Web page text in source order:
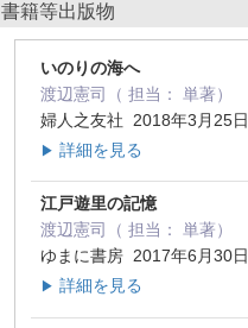
書籍等出版物
いのりの海へ
渡辺憲司（ 担当： 単著）
婦人之友社 2018年3月25日
▶ 詳細を見る
江戸遊里の記憶
渡辺憲司（ 担当： 単著）
ゆまに書房 2017年6月30日
▶ 詳細を見る